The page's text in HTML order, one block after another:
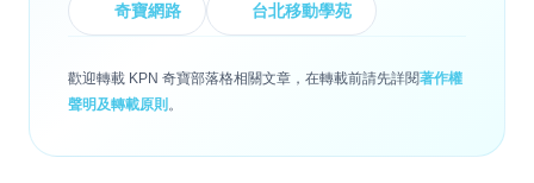
奇寶網路 台北移動學苑
歡迎轉載 KPN 奇寶部落格相關文章，在轉載前請先詳閱著作權
聲明及轉載原則 。